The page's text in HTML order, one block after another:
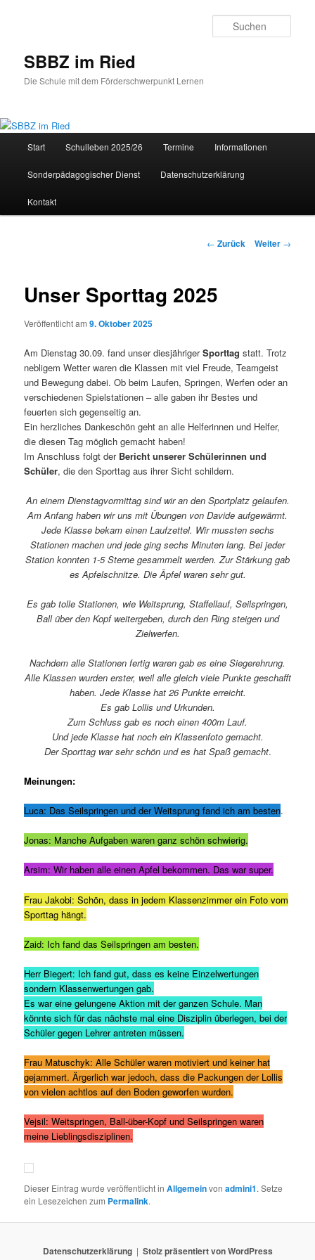
SBBZ im Ried
Die Schule mit dem Förderschwerpunkt Lernen
Start Schulleben 2025/26 Termine Informationen
Sonderpädagogischer Dienst Datenschutzerklärung
Kontakt
Beitrags-
← Zurück Weiter →
Unser Sporttag 2025
Veröffentlicht am9. Oktober 2025
Am Dienstag 30.09. fand unser diesjährigerSporttagstatt. Trotz
nebligem Wetter waren die Klassen mit viel Freude, Teamgeist
und Bewegung dabei. Ob beim Laufen, Springen, Werfen oder an
verschiedenen Spielstationen – alle gaben ihr Bestes und
feuerten sich gegenseitig an.
Ein herzliches Dankeschön geht an alle Helferinnen und Helfer,
die diesen Tag möglich gemacht haben!
Im Anschluss folgt der Bericht unserer Schülerinnen und
Schüler, die den Sporttag aus ihrer Sicht schildern.
An einem Dienstagvormittag sind wir an den Sportplatz gelaufen.
Am Anfang haben wir uns mit Übungen von Davide aufgewärmt.
Jede Klasse bekam einen Laufzettel. Wir mussten sechs
Stationen machen und jede ging sechs Minuten lang. Bei jeder
Station konnten 1-5 Sterne gesammelt werden. Zur Stärkung gab
es Apfelschnitze. Die Äpfel waren sehr gut.
Es gab tolle Stationen, wie Weitsprung, Staffellauf, Seilspringen,
Ball über den Kopf weitergeben, durch den Ring steigen und
Zielwerfen.
Nachdem alle Stationen fertig waren gab es eine Siegerehrung.
Alle Klassen wurden erster, weil alle gleich viele Punkte geschafft
haben. Jede Klasse hat 26 Punkte erreicht.
Es gab Lollis und Urkunden.
Zum Schluss gab es noch einen 400m Lauf.
Und jede Klasse hat noch ein Klassenfoto gemacht.
Der Sporttag war sehr schön und es hat Spaß gemacht.
Meinungen:
Luca: Das Seilspringen und der Weitsprung fand ich am besten.
Jonas: Manche Aufgaben waren ganz schön schwierig.
Arsim: Wir haben alle einen Apfel bekommen. Das war super.
Frau Jakobi: Schön, dass in jedem Klassenzimmer ein Foto vom
Sporttag hängt.
Zaid: Ich fand das Seilspringen am besten.
Herr Biegert: Ich fand gut, dass es keine Einzelwertungen
sondern Klassenwertungen gab.
Es war eine gelungene Aktion mit der ganzen Schule. Man
könnte sich für das nächste mal eine Disziplin überlegen, bei der
Schüler gegen Lehrer antreten müssen.
Frau Matuschyk: Alle Schüler waren motiviert und keiner hat
gejammert. Ärgerlich war jedoch, dass die Packungen der Lollis
von vielen achtlos auf den Boden geworfen wurden.
Vejsil: Weitspringen, Ball-über-Kopf und Seilspringen waren
meine Lieblingsdisziplinen.
Dieser Eintrag wurde veröffentlicht inAllgemeinvonadmini1. Setze
ein Lesezeichen zum Permalink.
Datenschutzerklärung Stolz präsentiert von WordPress